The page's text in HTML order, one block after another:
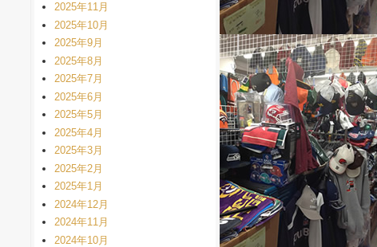
2025年11月
2025年10月
2025年9月
2025年8月
2025年7月
2025年6月
2025年5月
2025年4月
2025年3月
2025年2月
2025年1月
2024年12月
2024年11月
2024年10月